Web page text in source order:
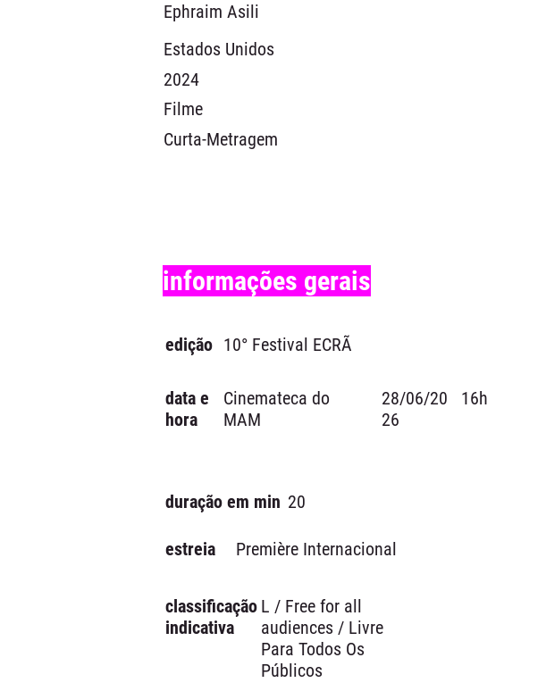
Ephraim Asili
Estados Unidos
2024
Filme
Curta-Metragem
informações gerais
edição 10° Festival ECRÃ
data e
hora
Cinemateca do
MAM
28/06/20
26
16h
duração em min 20
estreia Première Internacional
classificação
indicativa
L / Free for all
audiences / Livre
Para Todos Os
Públicos